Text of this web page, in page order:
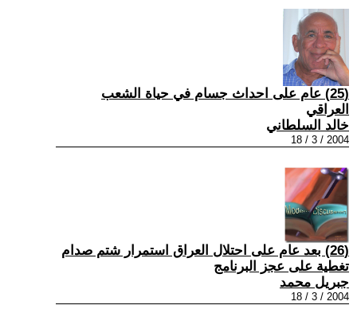
(25) عام على احداث جسام في حياة الشعب
العراقي
خالد السلطاني
2004 / 3 / 18
(26) بعد عام على احتلال العراق استمرار شتم صدام
تغطية على عجز البرنامج
جبريل محمد
2004 / 3 / 18